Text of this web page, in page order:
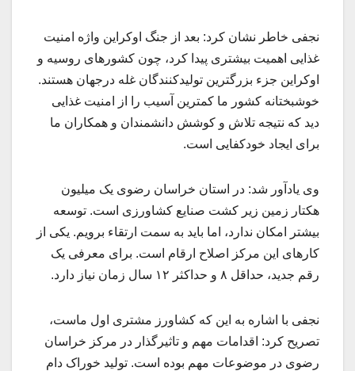
نجفی خاطر نشان کرد: بعد از جنگ اوکراین واژه امنیت
غذایی اهمیت بیشتری پیدا کرد، چون کشورهای روسیه و
اوکراین جزء بزرگترین تولیدکنندگان غله درجهان هستند.
خوشبختانه کشور ما کمترین آسیب را از امنیت غذایی
دید که نتیجه تلاش و کوشش دانشمندان و همکاران ما
برای ایجاد خودکفایی است.
وی یادآور شد: در استان خراسان رضوی یک میلیون
هکتار زمین زیر کشت صنایع کشاورزی است. توسعه
بیشتر امکان ندارد، اما باید به سمت ارتقاء برویم. یکی از
کارهای این مرکز اصلاح ارقام است. برای معرفی یک
رقم جدید، حداقل ۸ و حداکثر ۱۲ سال زمان نیاز دارد.
نجفی با اشاره به این که کشاورز مشتری اول ماست،
تصریح کرد: اقدامات مهم و تاثیرگذار در مرکز خراسان
رضوی در موضوعات مهم بوده است. تولید خوراک دام